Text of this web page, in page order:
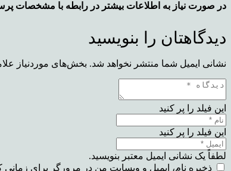
در صورت نیاز به اطلاعات بیشتر در رابطه با مشخصات پرس ۶۰ در ۴۰ با شماره ی ۰۹۱۲۱۹۵۴۲۸۴ تماس
دیدگاهتان را بنویسید
نشانی ایمیل شما منتشر نخواهد شد. بخش‌های موردنیاز
این فیلد را پر کنید
این فیلد را پر کنید
لطفاً یک نشانی ایمیل معتبر بنویسید.
ذخیره نام، ایمیل و وبسایت من در مرورگر برای زمانی